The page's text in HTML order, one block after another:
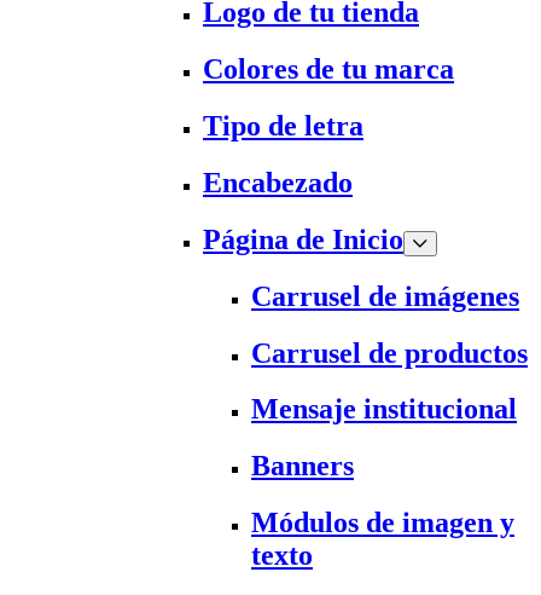
Logo de tu tienda
Colores de tu marca
Tipo de letra
Encabezado
Página de Inicio
Carrusel de imágenes
Carrusel de productos
Mensaje institucional
Banners
Módulos de imagen y
texto